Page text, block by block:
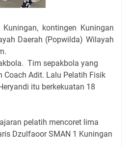
kontingen Kuningan
Daerah (Popwilda) Wilayah
Tim sepakbola yang
Adit. Lalu Pelatih Fisik
itu berkekuatan 18
pelatih mencoret lima
Dzulfaoor SMAN 1 Kuningan